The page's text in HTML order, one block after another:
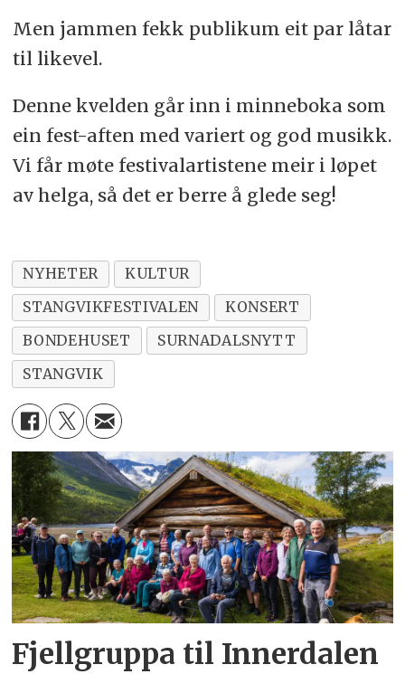
Men jammen fekk publikum eit par låtar
til likevel.
Denne kvelden går inn i minneboka som
ein fest-aften med variert og god musikk.
Vi får møte festivalartistene meir i løpet
av helga, så det er berre å glede seg!
NYHETER
KULTUR
STANGVIKFESTIVALEN
KONSERT
BONDEHUSET
SURNADALSNYTT
STANGVIK
Fjellgruppa til Innerdalen